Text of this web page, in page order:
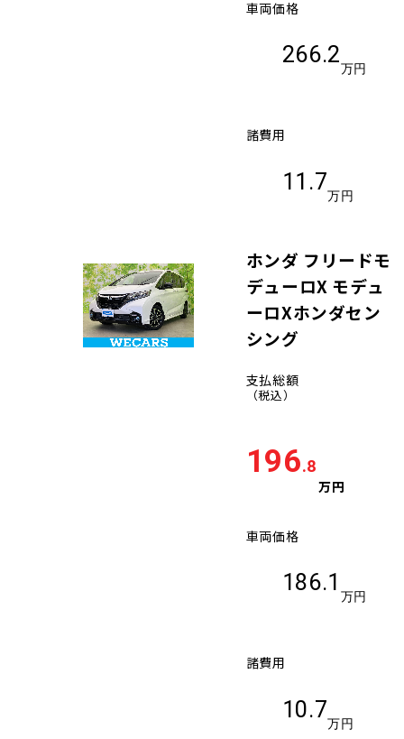
車両価格
266.2
万円
諸費用
11.7
万円
ホンダ フリードモ
デューロX モデュ
ーロXホンダセン
シング
支払総額
（税込）
196.8
万円
車両価格
186.1
万円
諸費用
10.7
万円